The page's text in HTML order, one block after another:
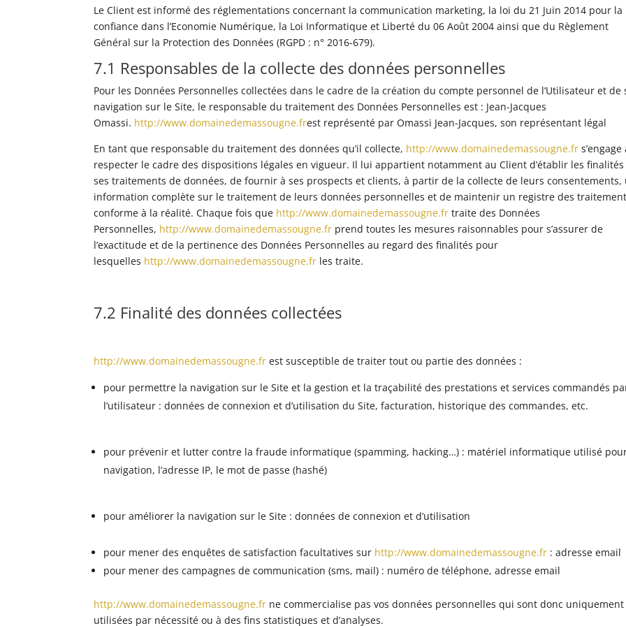
Le Client est informé des réglementations concernant la communication marketing, la loi du 21 Juin 2014 pour la
confiance dans l’Economie Numérique, la Loi Informatique et Liberté du 06 Août 2004 ainsi que du Règlement
Général sur la Protection des Données (RGPD : n° 2016-679).
7.1 Responsables de la collecte des données personnelles
Pour les Données Personnelles collectées dans le cadre de la création du compte personnel de l’Utilisateur et de
navigation sur le Site, le responsable du traitement des Données Personnelles est : Jean-Jacques
Omassi. http://www.domainedemassougne.frest représenté par Omassi Jean-Jacques, son représentant légal
En tant que responsable du traitement des données qu’il collecte, http://www.domainedemassougne.fr s’engage
respecter le cadre des dispositions légales en vigueur. Il lui appartient notamment au Client d’établir les
ses traitements de données, de fournir à ses prospects et clients, à partir de la collecte de leurs consentements,
information complète sur le traitement de leurs données personnelles et de maintenir un registre des
conforme à la réalité. Chaque fois que http://www.domainedemassougne.fr traite des Données
Personnelles, http://www.domainedemassougne.fr prend toutes les mesures raisonnables pour s’assurer de
l’exactitude et de la pertinence des Données Personnelles au regard des finalités pour
lesquelles http://www.domainedemassougne.fr les traite.
7.2 Finalité des données collectées
http://www.domainedemassougne.fr est susceptible de traiter tout ou partie des données :
pour permettre la navigation sur le Site et la gestion et la traçabilité des prestations et services commandés
l’utilisateur : données de connexion et d’utilisation du Site, facturation, historique des commandes, etc.
pour prévenir et lutter contre la fraude informatique (spamming, hacking…) : matériel informatique utilisé
navigation, l’adresse IP, le mot de passe (hashé)
pour améliorer la navigation sur le Site : données de connexion et d’utilisation
pour mener des enquêtes de satisfaction facultatives sur http://www.domainedemassougne.fr : adresse email
pour mener des campagnes de communication (sms, mail) : numéro de téléphone, adresse email
http://www.domainedemassougne.fr ne commercialise pas vos données personnelles qui sont donc uniquement
utilisées par nécessité ou à des fins statistiques et d’analyses.